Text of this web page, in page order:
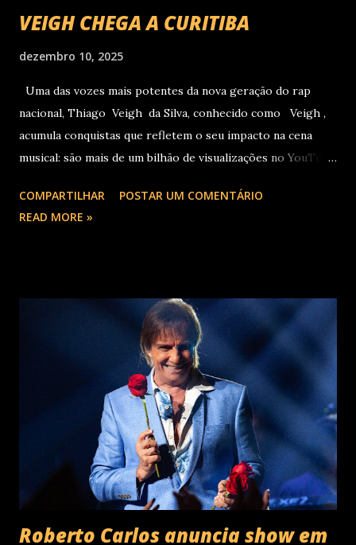
VEIGH CHEGA A CURITIBA
dezembro 10, 2025
Uma das vozes mais potentes da nova geração do rap
nacional, Thiago Veigh da Silva, conhecido como Veigh ,
acumula conquistas que refletem o seu impacto na cena
musical: são mais de um bilhão de visualizações no YouTube,
10 milhões de seguidores nas redes sociais, além de figurar
entre os nomes da prestigiada lista Forbes Under 30 de
milhões de plays em menos de 24 horas após o
lançamento. Com uma estética mais madura, o álbum marca
um novo capítulo na carreira do artista e, agora, ganha os
palcos por meio da EVOM Tour, que fez sua estreia
recentemente em São Paulo. Com realização da 30e ,
Supernova Ent e Prime , a escala em Curitiba aco...
COMPARTILHAR
POSTAR UM COMENTÁRIO
READ MORE »
Roberto Carlos anuncia show em